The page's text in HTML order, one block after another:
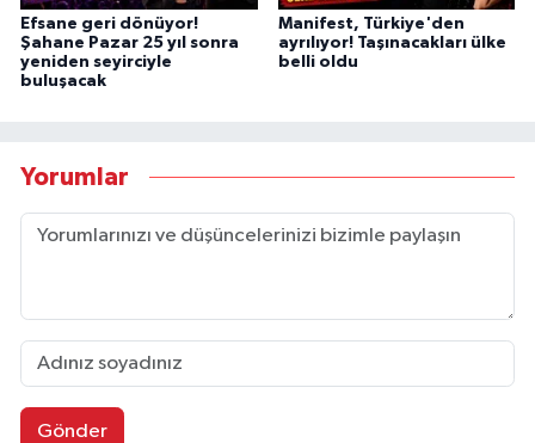
Efsane geri dönüyor!
Şahane Pazar 25 yıl sonra
yeniden seyirciyle
buluşacak
Manifest, Türkiye'den
ayrılıyor! Taşınacakları ülke
belli oldu
Yorumlar
Gönder